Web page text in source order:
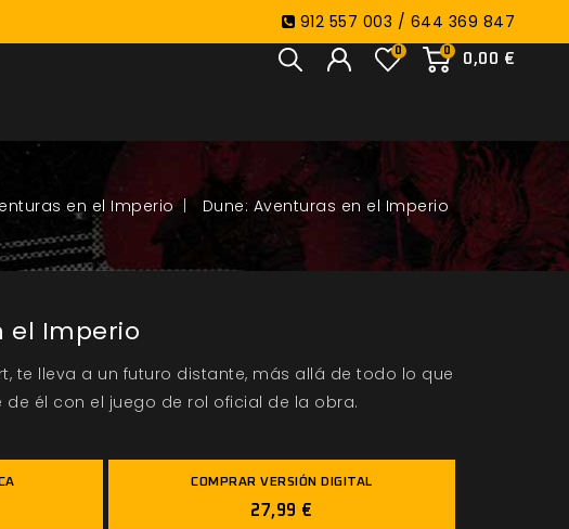
912 557 003 / 644 369 847
0
0,00 €
0
en el Imperio Dune: Aventuras en el Imperio
el Imperio
te lleva a un futuro distante, más allá de todo lo que
él con el juego de rol oficial de la obra.
COMPRAR VERSIÓN DIGITAL
27,99 €